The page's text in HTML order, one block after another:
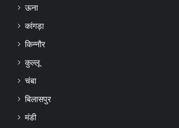
ऊना
कांगड़ा
किन्नौर
कुल्लू
चंबा
बिलासपुर
मंडी